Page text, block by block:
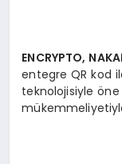
ENCRYPTO,
entegre QR kod
teknolojisiyle öne